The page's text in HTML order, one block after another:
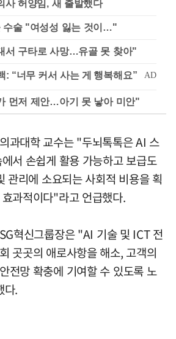
사 허양임, 새 출발했다
수술 "여성성 잃는 것이…"
서 구타로 사망…유골 못 찾아"
먼저 제안…아기 못 낳아 미안"
과대학 교수는 "두뇌톡톡은 AI 스
서 손쉽게 활용 가능하고 보급도
관리에 소요되는 사회적 비용을 획
과적이다"라고 언급했다.
혁신그룹장은 "AI 기술 및 ICT 전
곳곳의 애로사항을 해소, 고객의
전망 확충에 기여할 수 있도록 노
다.